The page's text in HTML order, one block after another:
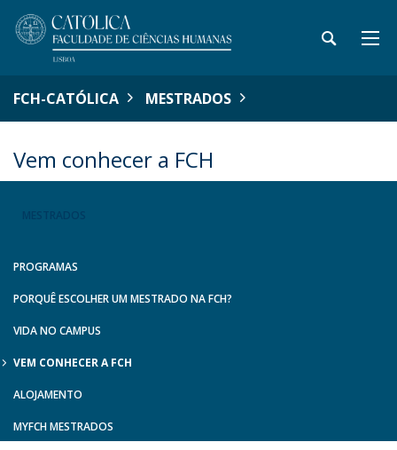
FCH-CATÓLICA MESTRADOS
Vem conhecer a FCH
PROGRAMAS
PORQUÊ ESCOLHER UM MESTRADO NA FCH?
VIDA NO CAMPUS
VEM CONHECER A FCH
ALOJAMENTO
MYFCH MESTRADOS